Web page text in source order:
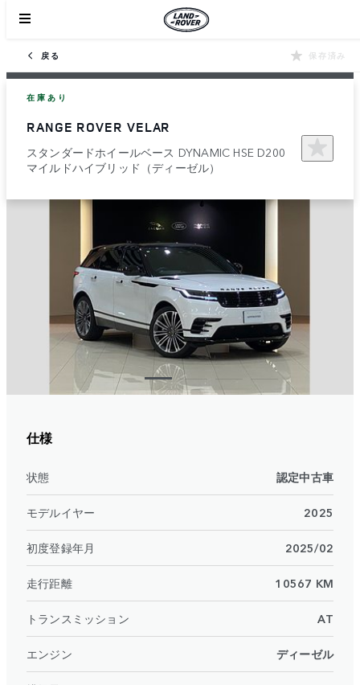
戻る 保存済み
在庫あり
RANGE ROVER VELAR
スタンダードホイールベース DYNAMIC HSE D200
マイルドハイブリッド（ディーゼル）
仕様
状態 認定中古車
モデルイヤー 2025
初度登録年月 2025/02
走行距離 10567 KM
トランスミッション AT
エンジン ディーゼル